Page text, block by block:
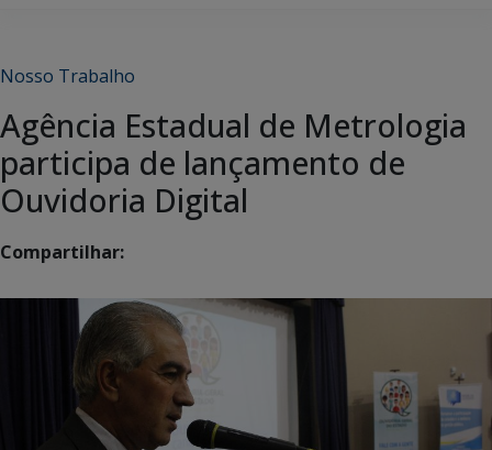
Nosso Trabalho
Agência Estadual de Metrologia
participa de lançamento de
Ouvidoria Digital
Compartilhar: